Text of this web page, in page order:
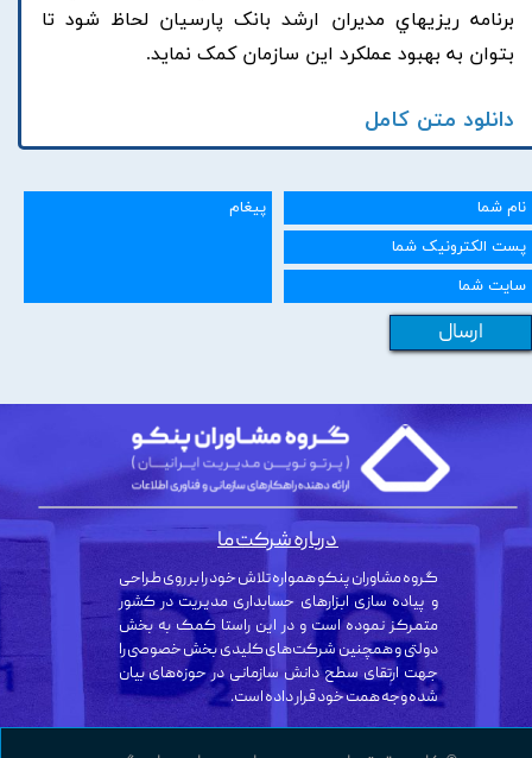
برنامه ريزيهاي مديران ارشد بانک پارسيان لحاظ شود تا
بتوان به بهبود عملکرد اين سازمان کمک نمايد.
دانلود متن کامل
ارسال
گروه مشاوران پنکو همواره تلاش خود را بر روی طراحی
و پیاده سازی ابزارهای حسابداری مدیریت در کشور
متمرکز نموده است و در این راستا کمک به بخش
دولتی و همچنین شرکت‌های کلیدی بخش خصوصی را
جهت ارتقای سطح دانش سازمانی در حوزه‌های بیان
شده وجه همت خود قرار داده است.
درباره شرکت ما